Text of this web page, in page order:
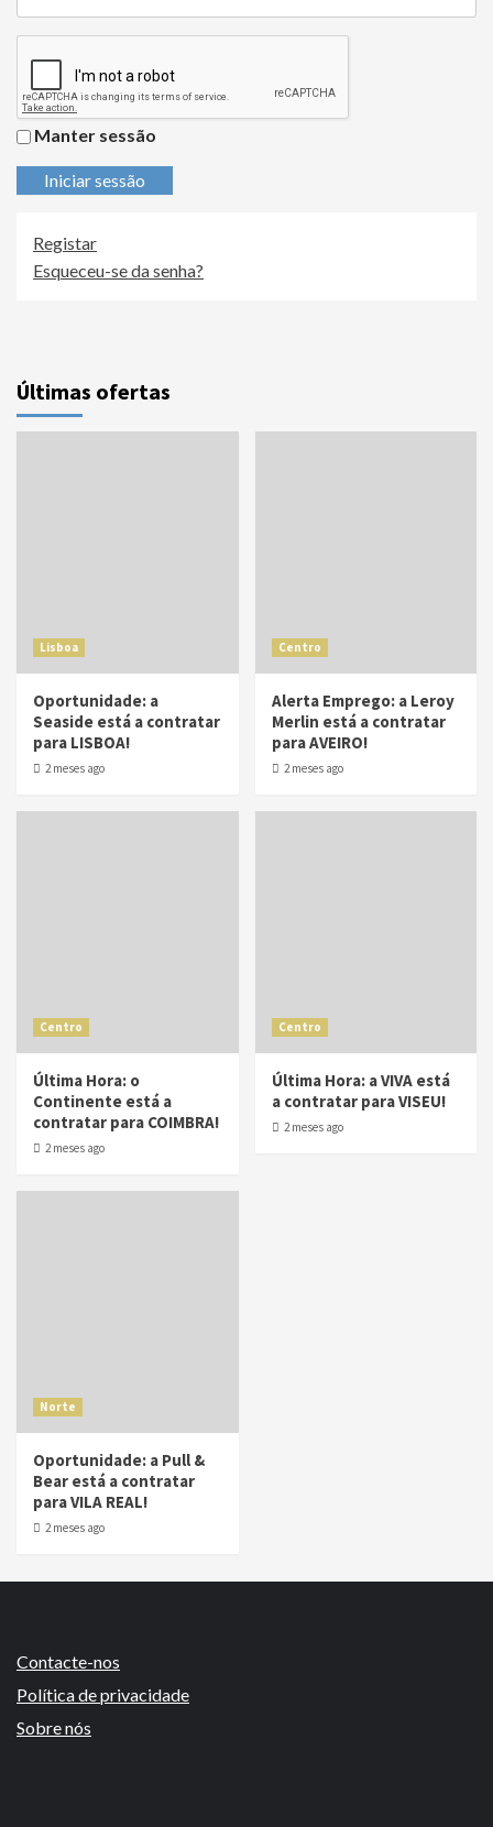
Manter sessão
Iniciar sessão
Registar
Esqueceu-se da senha?
Últimas ofertas
Lisboa
Oportunidade: a
Seaside está a contratar
para LISBOA!
2 meses ago
Centro
Alerta Emprego: a Leroy
Merlin está a contratar
para AVEIRO!
2 meses ago
Centro
Última Hora: o
Continente está a
contratar para COIMBRA!
2 meses ago
Centro
Última Hora: a VIVA está
a contratar para VISEU!
2 meses ago
Norte
Oportunidade: a Pull &
Bear está a contratar
para VILA REAL!
2 meses ago
Contacte-nos
Política de privacidade
Sobre nós